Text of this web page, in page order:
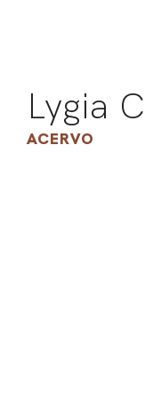
Lygia
ACERVO